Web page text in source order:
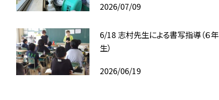
2026/07/09
6/18 志村先生による書写指導（６年
生）
2026/06/19